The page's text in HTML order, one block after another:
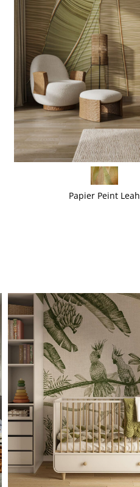
Papier Peint Leah